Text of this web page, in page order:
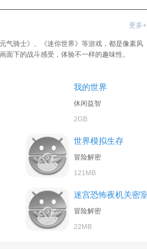
更多+
气骑士》、《迷你世界》等游戏，都是像素风
下的战斗感受，体验不一样的趣味性。
我的世界
休闲益智
2GB
世界模拟生存
冒险解密
121MB
迷宫恐怖夜机关密室
冒险解密
22MB